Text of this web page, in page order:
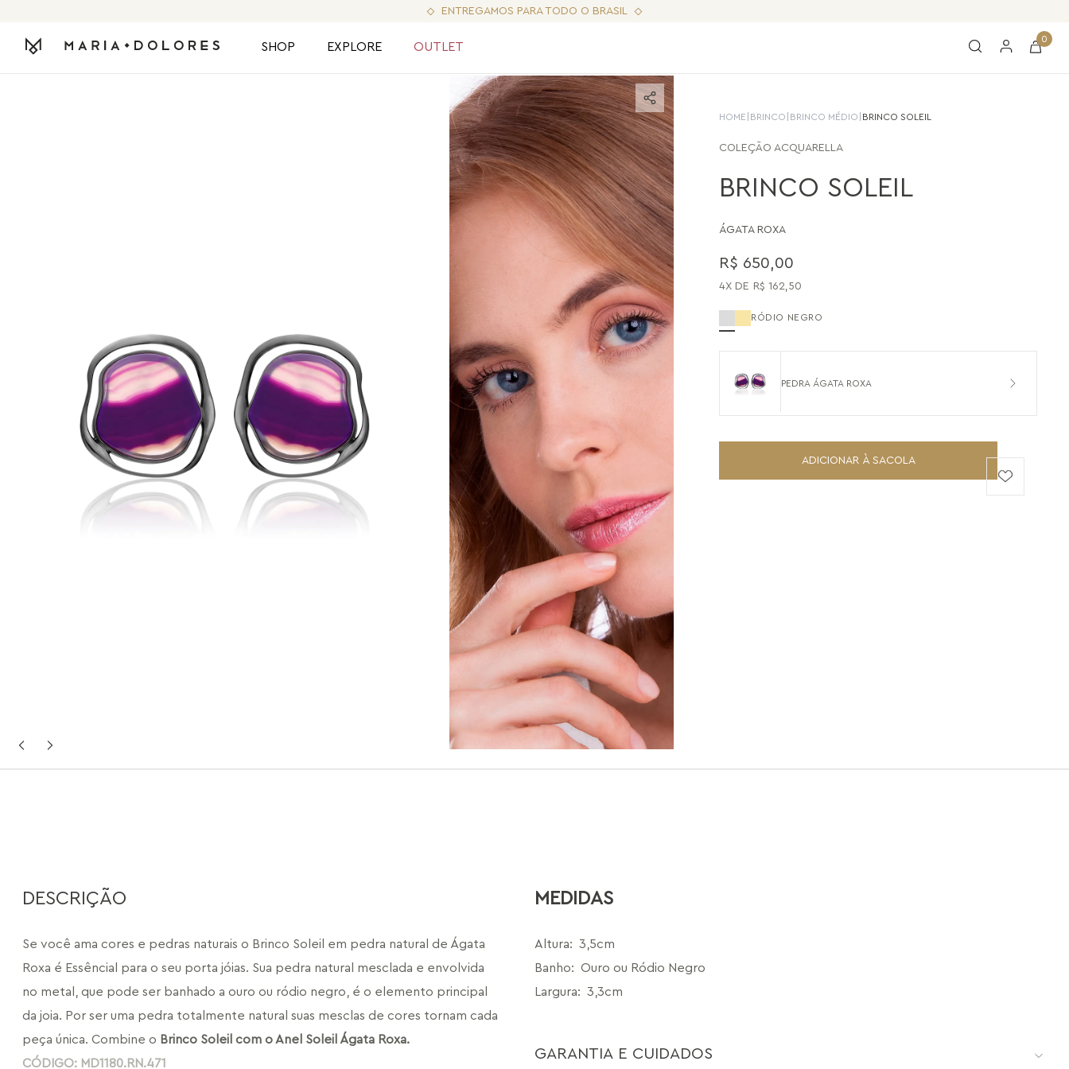
ENTREGAMOS PARA TODO O BRASIL
SHOP EXPLORE OUTLET
0
HOME BRINCO BRINCO MÉDIO BRINCO SOLEIL
COLEÇÃO ACQUARELLA
BRINCO SOLEIL
ÁGATA ROXA
R$ 650,00
4 R$ 162,50
RÓDIO NEGRO
PEDRA ÁGATA ROXA
ADICIONAR À SACOLA
DESCRIÇÃO
Se você ama cores e pedras naturais o Brinco Soleil em pedra natural de Ágata
Roxa é Essêncial para o seu porta jóias. Sua pedra natural mesclada e envolvida
no metal, que pode ser banhado a ouro ou ródio negro, é o elemento principal
da joia. Por ser uma pedra totalmente natural suas mesclas de cores tornam cada
peça única. Combine o Brinco Soleil com o Anel Soleil Ágata Roxa.
CÓDIGO: MD1180.RN.471
MEDIDAS
Altura: 3,5cm
Banho: Ouro ou Ródio Negro
Largura: 3,3cm
GARANTIA E CUIDADOS